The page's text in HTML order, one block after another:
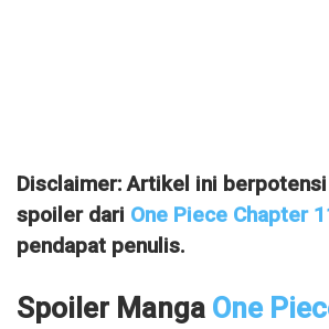
Disclaimer: Artikel ini
spoiler dari One Piece Chapter
pendapat penulis.
Spoiler Manga One